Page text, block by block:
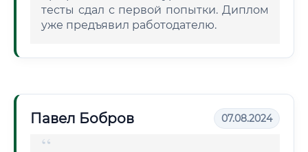
тесты сдал с первой попытки. Диплом
уже предъявил работодателю.
Павел Бобров 07.08.2024